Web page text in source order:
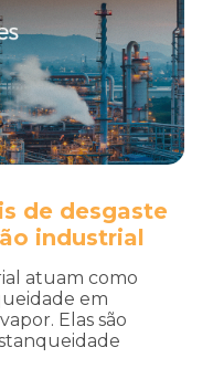
de desgaste
industrial
atuam como
em
Elas são